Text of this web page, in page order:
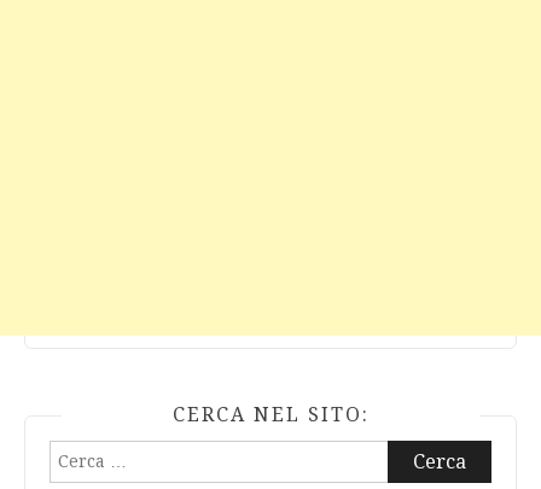
CERCA NEL SITO:
Ricerca
per: